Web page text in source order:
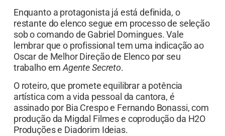
Enquanto a protagonista já está definida, o
restante do elenco segue em processo de seleção
sob o comando de Gabriel Domingues. Vale
lembrar que o profissional tem uma indicação ao
Oscar de Melhor Direção de Elenco por seu
trabalho emAgente Secreto.
O roteiro, que promete equilibrar a potência
artística com a vida pessoal da cantora, é
assinado por Bia Crespo e Fernando Bonassi, com
produção da Migdal Filmes e coprodução da H2O
Produções e Diadorim Ideias.